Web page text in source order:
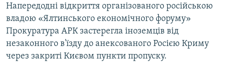
Усі сайти RFE/RL
Напередодні відкриття організованого російською
владою «Ялтинського економічного форуму»
Прокуратура АРК застерегла іноземців від
незаконного в'їзду до анексованого Росією Криму
через закриті Києвом пункти пропуску.